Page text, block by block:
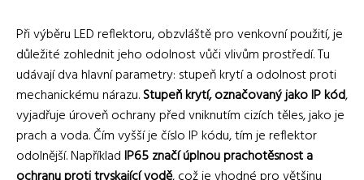
Při výběru LED reflektoru, obzvláště pro venkovní použití, je
důležité zohlednit jeho odolnost vůči vlivům prostředí. Tu
udávají dva hlavní parametry: stupeň krytí a odolnost proti
mechanickému nárazu.Stupeň krytí, označovaný jako IP kód,
vyjadřuje úroveň ochrany před vniknutím cizích těles, jako je
prach a voda. Čím vyšší je číslo IP kódu, tím je reflektor
odolnější. NapříkladIP65 značí úplnou prachotěsnost a